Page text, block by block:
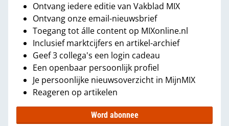
Ontvang iedere editie van Vakblad MIX
Ontvang onze email-nieuwsbrief
Toegang tot álle content op MIXonline.nl
Inclusief marktcijfers en artikel-archief
Geef 3 collega's een login cadeau
Een openbaar persoonlijk profiel
Je persoonlijke nieuwsoverzicht in MijnMIX
Reageren op artikelen
Word abonnee